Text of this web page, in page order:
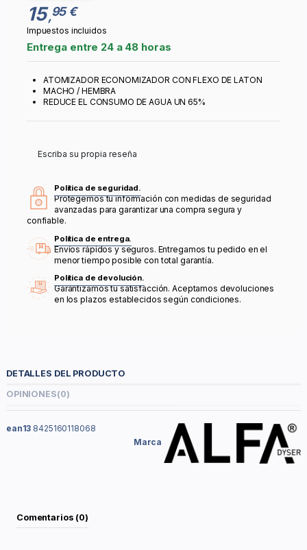
15 ,95 €
Impuestos incluidos
Entrega entre 24 a 48 horas
ATOMIZADOR ECONOMIZADOR CON FLEXO DE LATON
MACHO / HEMBRA
REDUCE EL CONSUMO DE AGUA UN 65%
Escriba su propia reseña
Política de seguridad.
Protegemos tu información con medidas de seguridad
avanzadas para garantizar una compra segura y
confiable.
Política de entrega.
Envíos rápidos y seguros. Entregamos tu pedido en el
menor tiempo posible con total garantía.
Política de devolución.
Garantizamos tu satisfacción. Aceptamos devoluciones
en los plazos establecidos según condiciones.
DETALLES DEL PRODUCTO
OPINIONES(0)
Marca
ean13 8425160118068
Comentarios (0)